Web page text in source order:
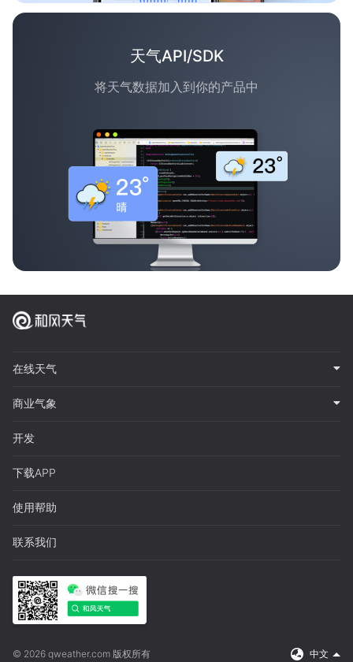
天气API/SDK
将天气数据加入到你的产品中
在线天气
商业气象
开发
下载APP
使用帮助
联系我们
© 2026 qweather.com 版权所有 中文